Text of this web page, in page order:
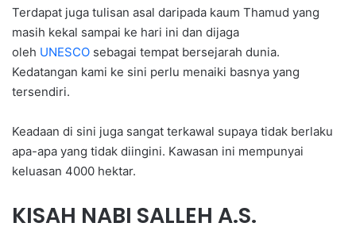
Terdapat juga tulisan asal daripada kaum Thamud yang
masih kekal sampai ke hari ini dan dijaga
oleh UNESCO sebagai tempat bersejarah dunia.
Kedatangan kami ke sini perlu menaiki basnya yang
tersendiri.
Keadaan di sini juga sangat terkawal supaya tidak berlaku
apa-apa yang tidak diingini. Kawasan ini mempunyai
keluasan 4000 hektar.
KISAH NABI SALLEH A.S.